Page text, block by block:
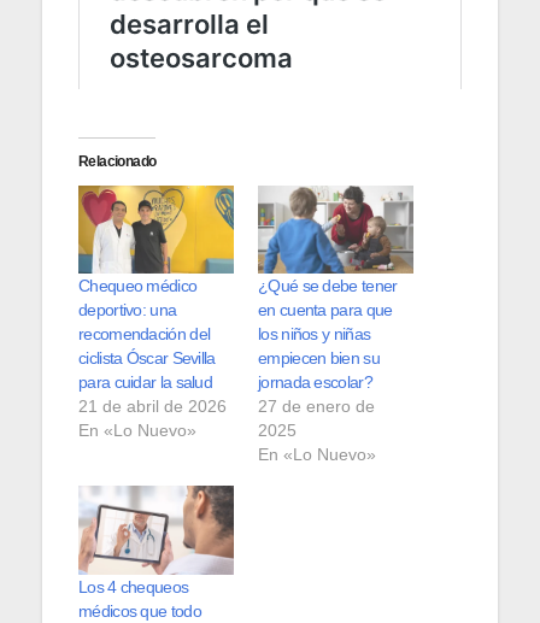
Relacionado
Chequeo médico
deportivo: una
recomendación del
ciclista Óscar Sevilla
para cuidar la salud
21 de abril de 2026
En «Lo Nuevo»
¿Qué se debe tener
en cuenta para que
los niños y niñas
empiecen bien su
jornada escolar?
27 de enero de
2025
En «Lo Nuevo»
Los 4 chequeos
médicos que todo